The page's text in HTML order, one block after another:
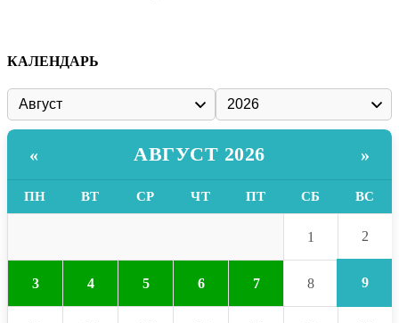
КАЛЕНДАРЬ
« АВГУСТ 2026 »
ПН ВТ СР ЧТ ПТ СБ ВС
1 2
3 4 5 6 7 8 9